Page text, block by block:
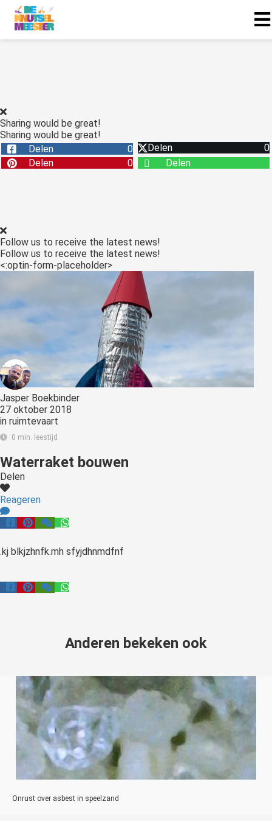
Sharing would be great!
Sharing would be great!
Delen
0 Delen
0
Delen
0 Delen
Follow us to receive the latest news!
Follow us to receive the latest news!
<:optin-form-placeholder>
Jasper Boekbinder
27 oktober 2018
in ruimtevaart
0 min. leestijd
Waterraket bouwen
Delen
Reageren
.kj blkjzhnfk.mh sfyjdhnmdfnf
Anderen bekeken ook
Onrust over asbest in speelzand